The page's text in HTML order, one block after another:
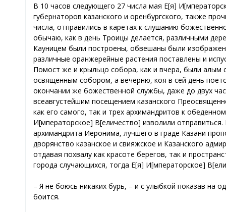
В 10 часов следующего 27 числа мая Е[я]
губернаторов казанского и оренбургского, также
числа, отправились в каретах к слушанию
обычаю, как в день Троицы делается, различными
Кауницем были построены, обвешаны были
различные оранжерейные растения поставлены и
Помост же и крыльцо собора, как и вчера, были
освященным собором, а вечерню, коя в сей день
окончании же божественной службы, даже до двух
всеавгустейшим посещением казанского
как его самого, так и трех архимандритов к
И[мператорское] В[еличество] изволили
архимандрита Иеронима, лучшего в граде Казани
дворянство казанское и свияжское и Казанского
отдавая похвалу как красоте берегов, так и
города случающихся, тогда Е[я] И[мператорское]
– Я не боюсь никаких бурь, – и с улыбкой показав на
боится.